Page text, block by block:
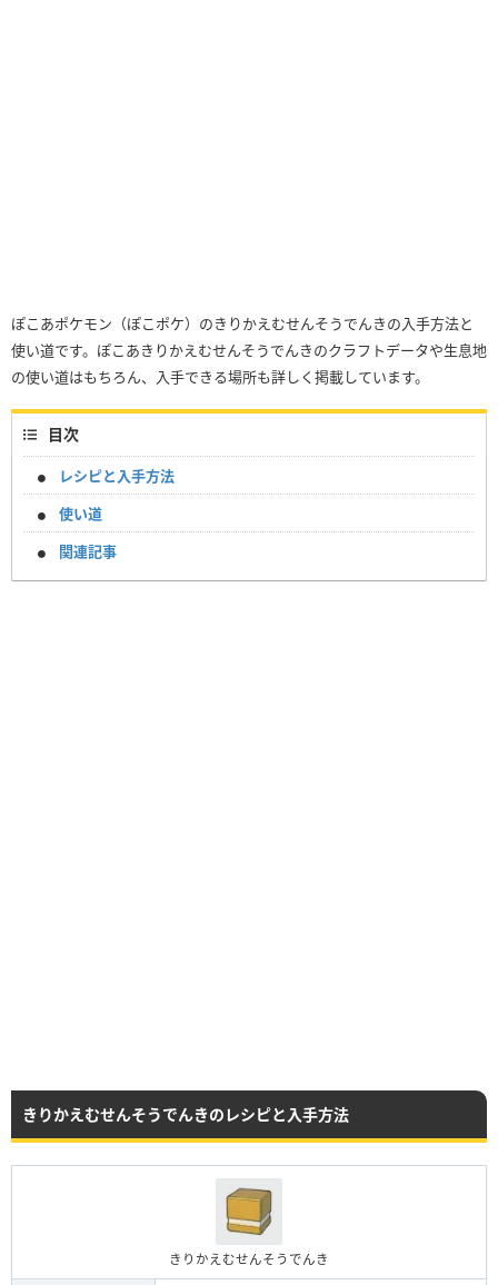
ぽこあポケモン（ぽこポケ）のきりかえむせんそうでんきの入手方法と
使い道です。ぽこあきりかえむせんそうでんきのクラフトデータや生息地
の使い道はもちろん、入手できる場所も詳しく掲載しています。
目次
レシピと入手方法
使い道
関連記事
きりかえむせんそうでんきのレシピと入手方法
きりかえむせんそうでんき